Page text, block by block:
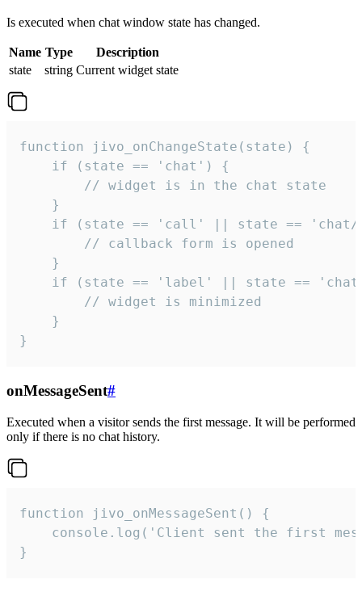
Is executed when chat window state has changed.
Name Type
Description
state
string Current widget state
function jivo_onChangeState(state) {
    if (state == 'chat') {
        // widget is in the chat state
    }
if (state == 'call' || state ==
        // callback form is opened
    }
if (state == 'label' || state ==
        // widget is minimized
    }
}
onMessageSent#
Executed when a visitor sends the first message. It will be performed
only if there is no chat history.
function jivo_onMessageSent() {
console.log('Client sent the first
}